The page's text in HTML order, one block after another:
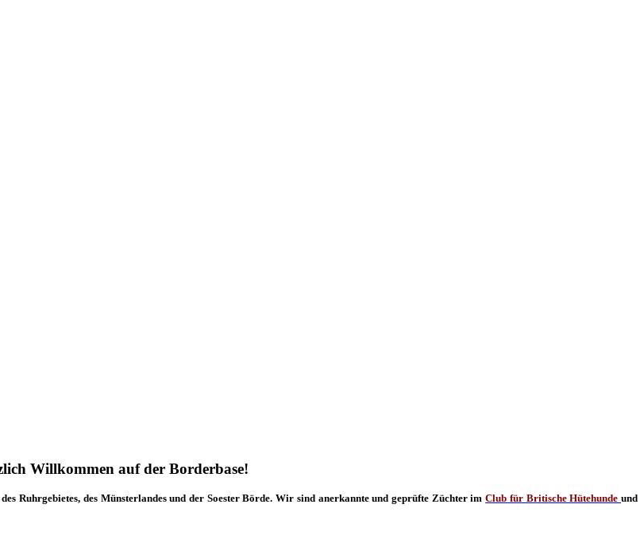
Willkommen auf der Borderbase!
Ruhrgebietes, des Münsterlandes und der Soester Börde. Wir sind anerkannte und geprüfte Züchter im Club für Britische Hütehunde und